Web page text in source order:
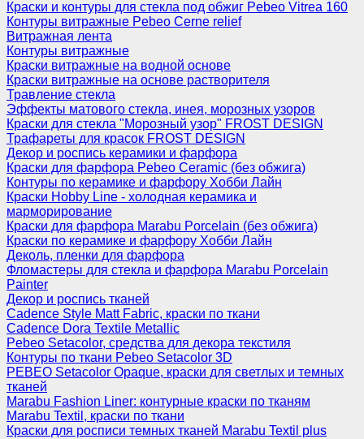
Краски и контуры для стекла под обжиг Pebeo Vitrea 160
Контуры витражные Pebeo Cerne relief
Витражная лента
Контуры витражные
Краски витражные на водной основе
Краски витражные на основе растворителя
Травление стекла
Эффекты матового стекла, инея, морозных узоров
Краски для стекла "Морозный узор" FROST DESIGN
Трафареты для красок FROST DESIGN
Декор и роспись керамики и фарфора
Краски для фарфора Pebeo Ceramic (без обжига)
Контуры по керамике и фарфору Хобби Лайн
Краски Hobby Line - холодная керамика и
марморирование
Краски для фарфора Marabu Porcelain (без обжига)
Краски по керамике и фарфору Хобби Лайн
Деколь, пленки для фарфора
Фломастеры для стекла и фарфора Marabu Porcelain
Painter
Декор и роспись тканей
Cadence Style Matt Fabric, краски по ткани
Cadence Dora Textile Metallic
Pebeo Setacolor, средства для декора текстиля
Контуры по ткани Pebeo Setacolor 3D
PEBEO Setacolor Opaque, краски для светлых и темных
тканей
Marabu Fashion Liner: контурные краски по тканям
Marabu Textil, краски по ткани
Краски для росписи темных тканей Marabu Textil plus